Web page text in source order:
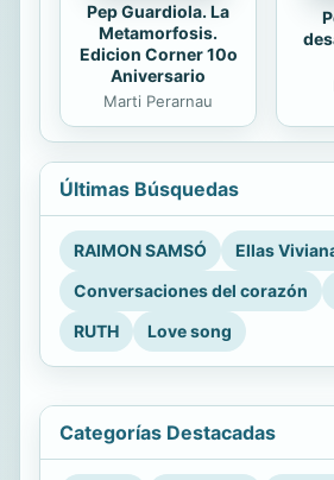
Pep Guardiola. La
Metamorfosis.
Edicion Corner 10o
Aniversario
Marti Perarnau
Últimas Búsquedas
RAIMON SAMSÓ
Ellas
Conversaciones del corazón
RUTH
Love song
Categorías Destacadas